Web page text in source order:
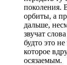
поколения.
орбиты, а
дальше,
звучат
будто это
которое
осязаемым.